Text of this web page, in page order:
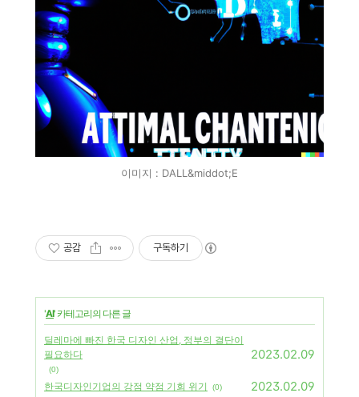
이미지 : DALL&middot;E
공감 구독하기
'AI' 카테고리의 다른 글
딜레마에 빠진 한국 디자인 산업, 정부의 결단이
필요하다
(0)
2023.02.09
한국디자인기업의 강점 약점 기회 위기 (0) 2023.02.09